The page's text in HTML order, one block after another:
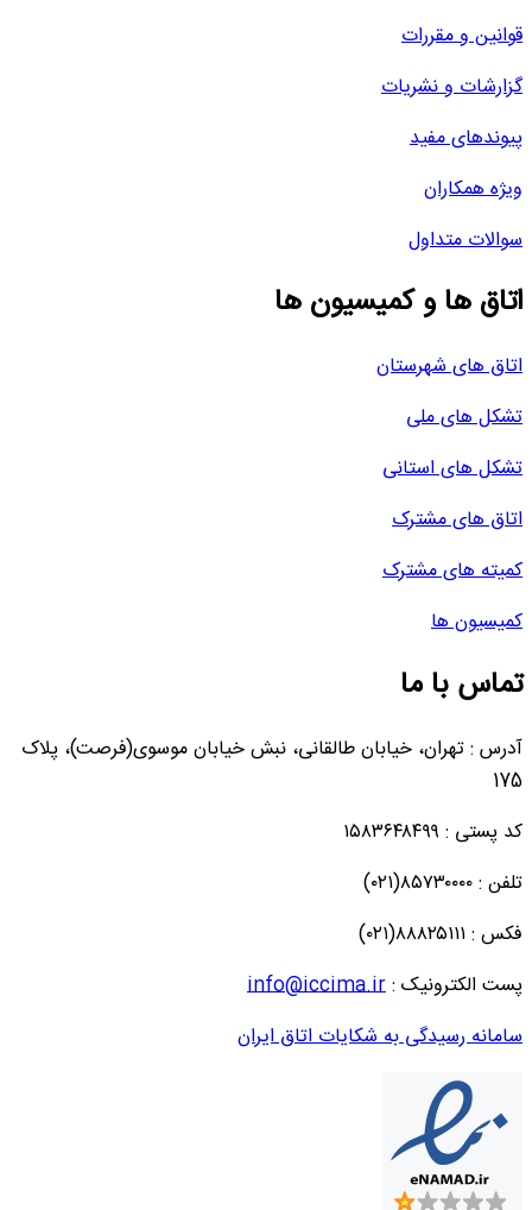
قوانین و مقررات
گزارشات و نشریات
پیوندهای مفید
ویژه همکاران
سوالات متداول
اتاق ها و کمیسیون ها
اتاق های شهرستان
تشکل های ملی
تشکل های استانی
اتاق های مشترک
کمیته های مشترک
کمیسیون ها
تماس با ما
آدرس : تهران، خیابان طالقانی، نبش خیابان موسوی(فرصت)، پلاک
175
کد پستی : ۱۵۸۳۶۴۸۴۹۹
تلفن : ۸۵۷۳۰۰۰۰(۰۲۱)
فکس : ۸۸۸۲۵۱۱۱(۰۲۱)
پست الکترونیک :info@iccima.ir
سامانه رسیدگی به شکایات اتاق ایران